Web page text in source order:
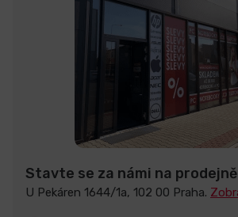
Stavte se za námi na
U Pekáren 1644/1a, 102 00 Praha.